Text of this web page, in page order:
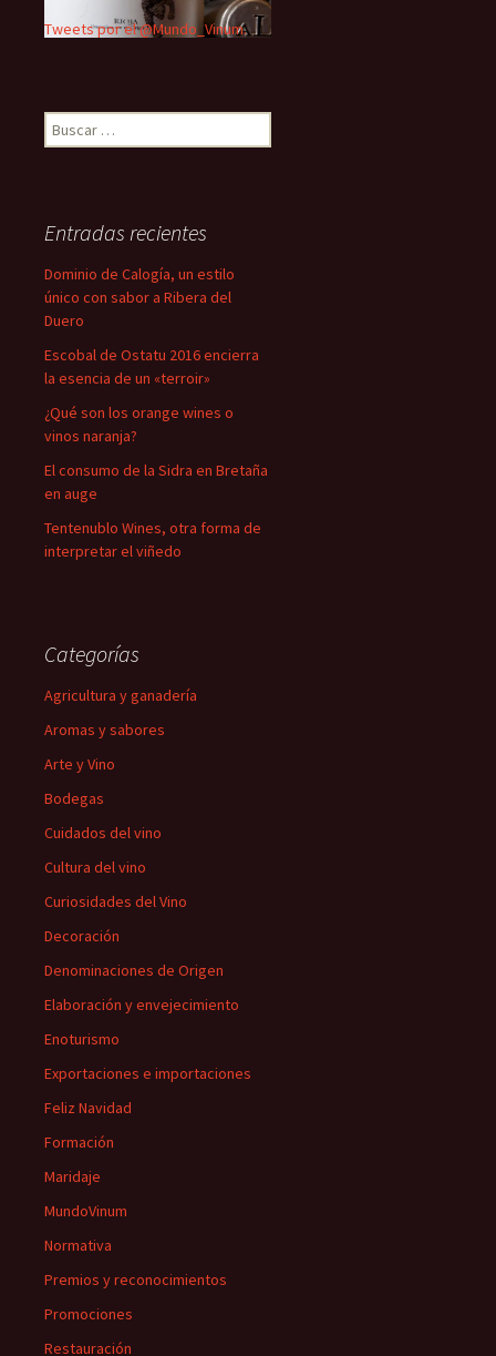
Tweets por el @Mundo_Vinum.
Buscar:
Entradas recientes
Dominio de Calogía, un estilo
único con sabor a Ribera del
Duero
Escobal de Ostatu 2016 encierra
la esencia de un «terroir»
¿Qué son los orange wines o
vinos naranja?
El consumo de la Sidra en Bretaña
en auge
Tentenublo Wines, otra forma de
interpretar el viñedo
Categorías
Agricultura y ganadería
Aromas y sabores
Arte y Vino
Bodegas
Cuidados del vino
Cultura del vino
Curiosidades del Vino
Decoración
Denominaciones de Origen
Elaboración y envejecimiento
Enoturismo
Exportaciones e importaciones
Feliz Navidad
Formación
Maridaje
MundoVinum
Normativa
Premios y reconocimientos
Promociones
Restauración